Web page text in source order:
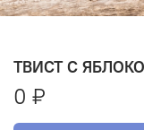
ТВИСТ С
0 ₽